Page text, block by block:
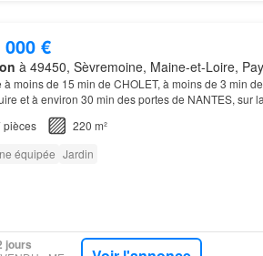
000 €
à 49450, Sèvremoine, Maine-et-Loire,
à moins de 15 min de CHOLET, à moins de 3 min
et à environ 30 min des portes de NANTES, sur
, de PLAIN-PIED, allie parfaitement le
pièces
220 m²
équipée Jardin
jours